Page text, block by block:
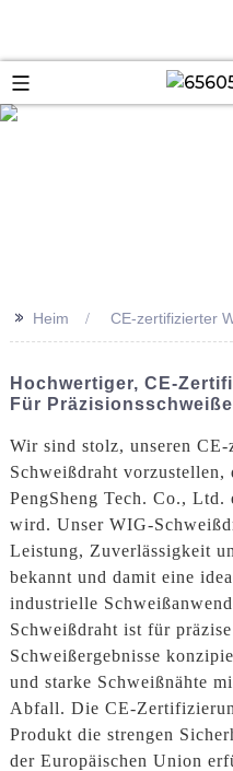
>> Heim CE-zertifizierter
Hochwertiger, CE-
Für
Wir sind stolz, unseren
Schweißdraht
PengSheng Tech. Co.,
wird. Unser WIG-
Leistung, Zuverlässigkeit
bekannt und damit eine
industrielle
Schweißdraht ist für
Schweißergebnisse
und starke Schweißnähte
Abfall. Die CE-
Produkt die strengen
der Europäischen Union